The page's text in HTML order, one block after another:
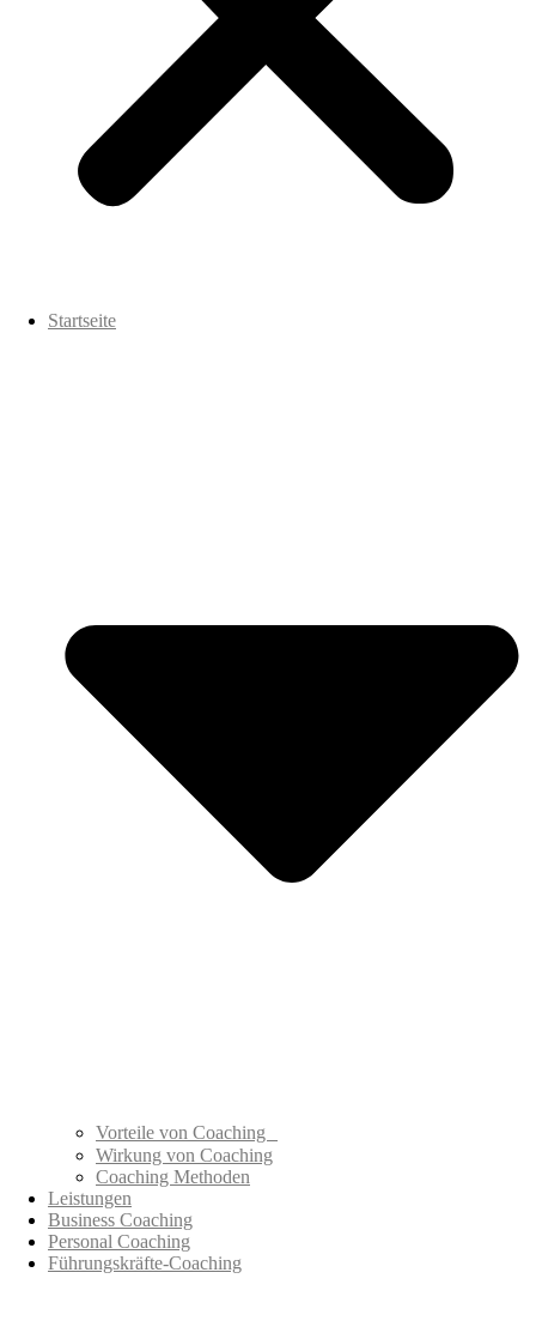
Startseite
Vorteile von Coaching
Wirkung von Coaching
Coaching Methoden
Leistungen
Business Coaching
Personal Coaching
Führungskräfte-Coaching